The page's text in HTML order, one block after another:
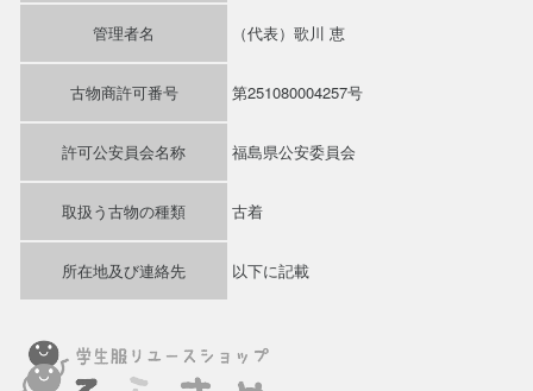
管理者名 （代表）歌川 恵
古物商許可番号 第251080004257号
許可公安員会名称 福島県公安委員会
取扱う古物の種類 古着
所在地及び連絡先 以下に記載